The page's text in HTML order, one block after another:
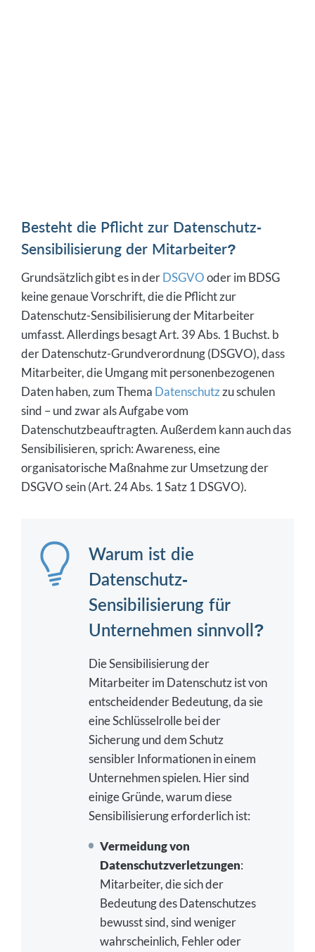
Besteht die Pflicht zur Datenschutz-
Sensibilisierung der Mitarbeiter?
Grundsätzlich gibt es in derDSGVOoder im BDSG
keine genaue Vorschrift, die die Pflicht zur
Datenschutz-Sensibilisierung der Mitarbeiter
umfasst. Allerdings besagt Art. 39 Abs. 1 Buchst. b
der Datenschutz-Grundverordnung (DSGVO), dass
Mitarbeiter, die Umgang mit personenbezogenen
Daten haben, zum Thema Datenschutzzu schulen
sind – und zwar als Aufgabe vom
Datenschutzbeauftragten. Außerdem kann auch das
Sensibilisieren, sprich: Awareness, eine
organisatorische Maßnahme zur Umsetzung der
DSGVO sein (Art. 24 Abs. 1 Satz 1 DSGVO).
Warum ist die
Datenschutz-
Sensibilisierung für
Unternehmen sinnvoll?
Die Sensibilisierung der
Mitarbeiter im Datenschutz ist von
entscheidender Bedeutung, da sie
eine Schlüsselrolle bei der
Sicherung und dem Schutz
sensibler Informationen in einem
Unternehmen spielen. Hier sind
einige Gründe, warum diese
Sensibilisierung erforderlich ist:
Vermeidung von
Datenschutzverletzungen:
Mitarbeiter, die sich der
Bedeutung des Datenschutzes
bewusst sind, sind weniger
wahrscheinlich, Fehler oder